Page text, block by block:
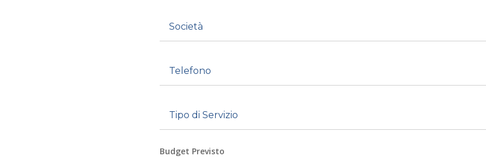
Budget Previsto